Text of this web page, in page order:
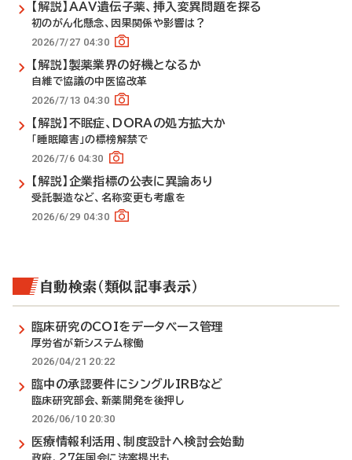
【解説】AAV遺伝子薬、挿入変異問題を探る
初のがん化懸念、因果関係や影響は？
2026/7/27 04:30
【解説】製薬業界の好機となるか
自維で協議の中医協改革
2026/7/13 04:30
【解説】不眠症、DORAの処方拡大か
「睡眠障害」の標榜解禁で
2026/7/6 04:30
【解説】企業指標の公表に異論あり
受託製造など、名称変更も考慮を
2026/6/29 04:30
自動検索（類似記事表示）
臨床研究のCOIをデータベース管理
厚労省が新システム稼働
2026/04/21 20:22
臨中の承認要件にシングルIRBなど
臨床研究部会、新薬開発を後押し
2026/06/10 20:30
医療情報利活用、制度設計へ検討会始動